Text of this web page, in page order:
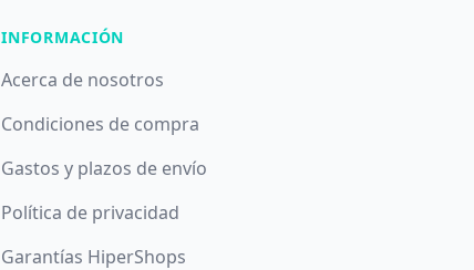
INFORMACIÓN
Acerca de nosotros
Condiciones de compra
Gastos y plazos de envío
Política de privacidad
Garantías HiperShops